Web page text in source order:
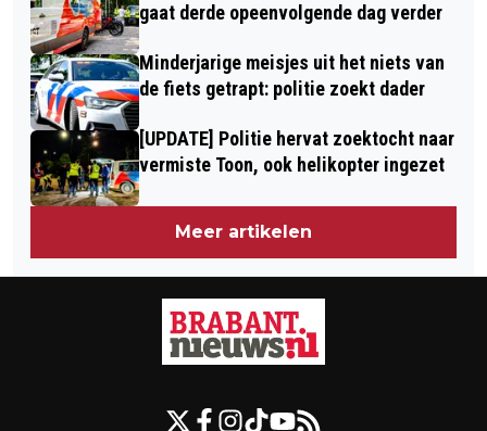
gaat derde opeenvolgende dag verder
Minderjarige meisjes uit het niets van
de fiets getrapt: politie zoekt dader
[UPDATE] Politie hervat zoektocht naar
vermiste Toon, ook helikopter ingezet
Meer artikelen